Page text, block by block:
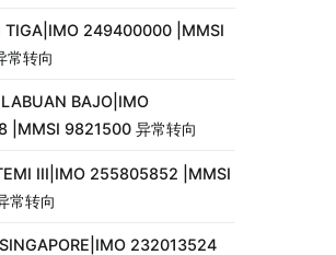
TIGA|IMO 249400000 |MMSI
常转向
LABUAN BAJO|IMO
|MMSI 9821500 异常转向
III|IMO 255805852 |MMSI
常转向
232013524